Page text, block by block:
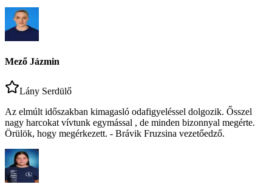
Mező Jázmin
Lány Serdülő
Az elmúlt időszakban kimagasló odafigyeléssel dolgozik. Ősszel
nagy harcokat vívtunk egymással , de minden bizonnyal megérte.
Örülök, hogy megérkezett. - Brávik Fruzsina vezetőedző.